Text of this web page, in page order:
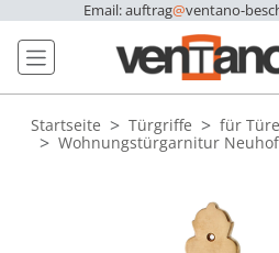
Email: auftrag@ventano-
Startseite Türgriffe
für
Wohnungstürgarnitur